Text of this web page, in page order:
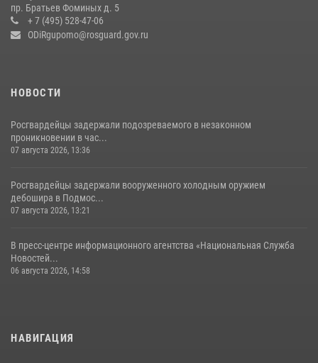
Росгвардейцы открыли свои двери для школьников в Подмосковье
18 июля 2026, 07:03
пр. Братьев Фоминых д. 5
+ 7 (495) 528-47-06
ODiRgupomo@rosguard.gov.ru
НОВОСТИ
Росгвардейцы задержали подозреваемого в незаконном
проникновении в час...
07 августа 2026, 13:36
Росгвардейцы задержали вооруженного холодным оружием
дебошира в Подмос...
07 августа 2026, 13:21
В пресс-центре информационного агентства «Национальная Служба
Новостей...
06 августа 2026, 14:58
НАВИГАЦИЯ